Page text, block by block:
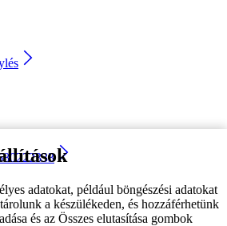
adatokat, például böngészési adatokat
a készülékeden, és hozzáférhetünk
és az Összes elutasítása gombok